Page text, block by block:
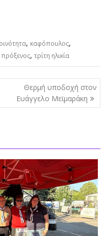
, καφόπουλος,
πρόξενος,τρίτη ηλικία
Θερμή υποδοχή στον
Ευάγγελο Μεϊμαράκη